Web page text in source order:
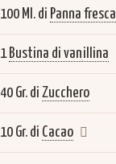
100 Ml. di Panna fresca
1 Bustina di vanillina
40 Gr. di Zucchero
10 Gr. di Cacao